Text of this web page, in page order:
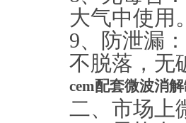
大气中使用
9、防泄漏
不脱落，无
cem配套微波消
二、市场上